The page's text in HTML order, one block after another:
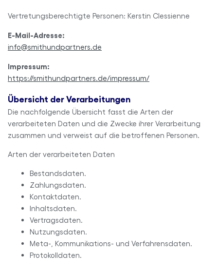
Vertretungsberechtigte Personen: Kerstin Clessienne
E-Mail-Adresse:
info@smithundpartners.de
Impressum:
https://smithundpartners.de/impressum/
Übersicht der Verarbeitungen
Die nachfolgende Übersicht fasst die Arten der
verarbeiteten Daten und die Zwecke ihrer Verarbeitung
zusammen und verweist auf die betroffenen Personen.
Arten der verarbeiteten Daten
Bestandsdaten.
Zahlungsdaten.
Kontaktdaten.
Inhaltsdaten.
Vertragsdaten.
Nutzungsdaten.
Meta-, Kommunikations- und Verfahrensdaten.
Protokolldaten.